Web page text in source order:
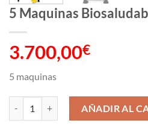
5 Maquinas
3.700,00€
5 maquinas
5 Maquinas Biosaludables PACK 1
AÑADIR AL